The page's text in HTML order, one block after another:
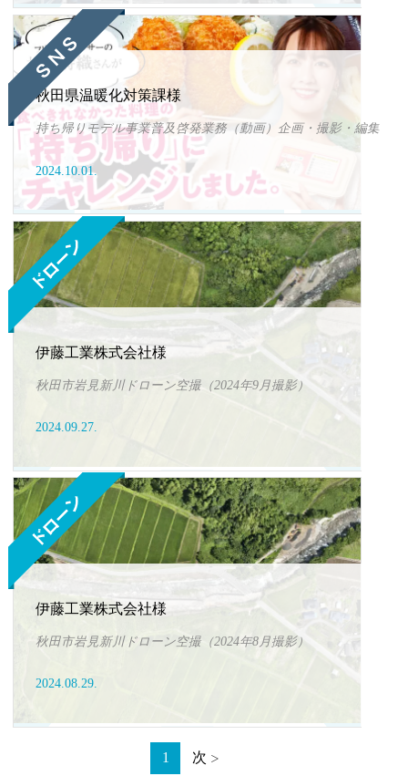
秋田県温暖化対策課様
持ち帰りモデル事業普及啓発業務（動画）企画・撮影・編集
2024.10.01.
伊藤工業株式会社様
秋田市岩見新川ドローン空撮（2024年9月撮影）
2024.09.27.
伊藤工業株式会社様
秋田市岩見新川ドローン空撮（2024年8月撮影）
2024.08.29.
1 次